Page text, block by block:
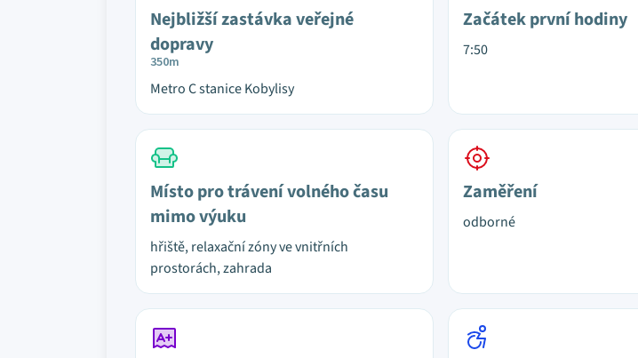
Nejbližší zastávka veřejné
dopravy
350m
Metro C stanice Kobylisy
Začátek první hodiny
7:50
Místo pro trávení volného času
mimo výuku
hřiště, relaxační zóny ve vnitřních
prostorách, zahrada
Zaměření
odborné